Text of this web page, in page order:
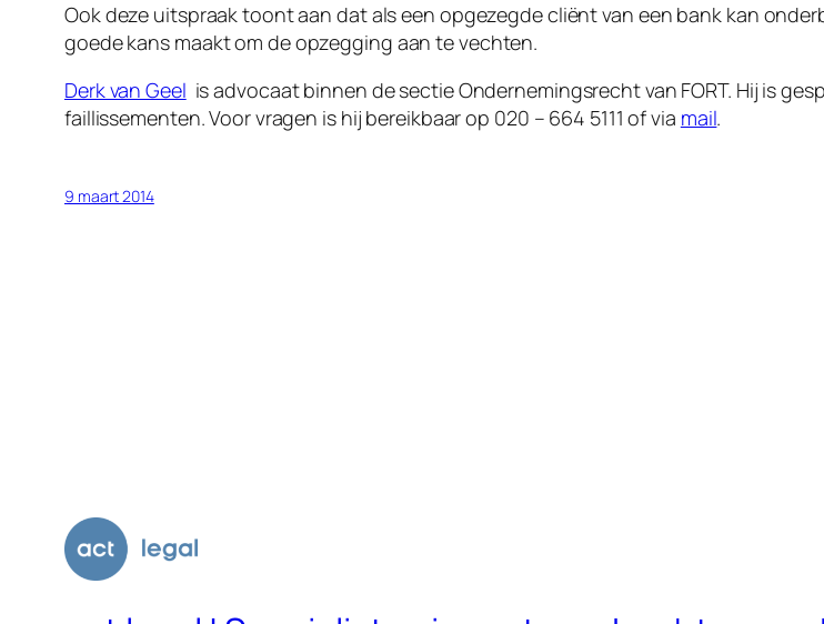
Ook deze uitspraak toont aan dat als een opgezegde cliënt van een bank kan
goede kans maakt om de opzegging aan te vechten.
Derk van Geel is advocaat binnen de sectie Ondernemingsrecht van FORT. Hij is
faillissementen. Voor vragen is hij bereikbaar op 020 – 664 5111 of via mail.
9 maart 2014